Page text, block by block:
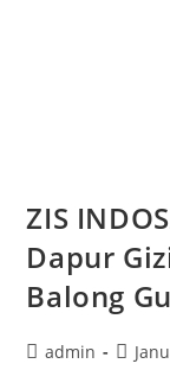
ZIS
Dapur
Balong
admin